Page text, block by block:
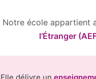
Notre école appartient
l’Étranger